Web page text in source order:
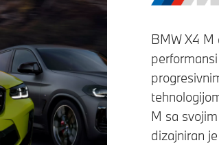
BMW X4
M sa
dizajniran